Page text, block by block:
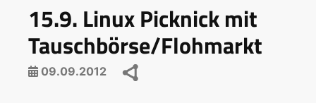
15.9. Linux Picknick mit
Tauschbörse/Flohmarkt
09.09.2012